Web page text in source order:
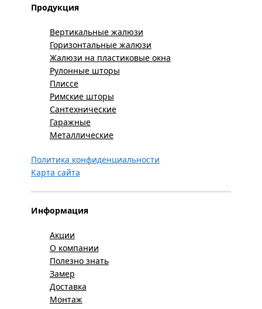
Продукция
Вертикальные жалюзи
Горизонтальные жалюзи
Жалюзи на пластиковые окна
Рулонные шторы
Плиссе
Римские шторы
Сантехнические
Гаражные
Металлические
Политика конфиденциальности
Карта сайта
Информация
Акции
О компании
Полезно знать
Замер
Доставка
Монтаж